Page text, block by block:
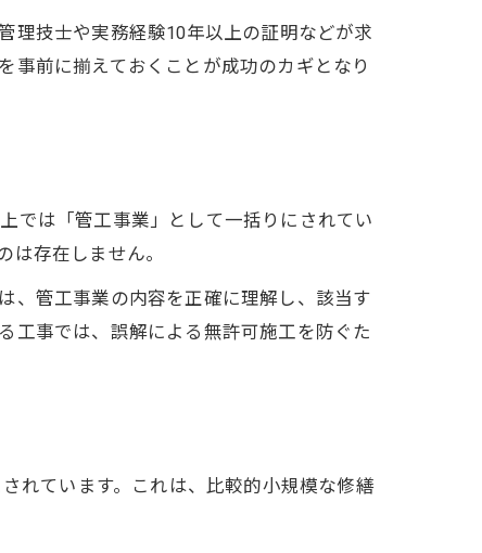
理技士や実務経験10年以上の証明などが求
事前に揃えておくことが成功のカギとなり
では「管工事業」として一括りにされてい
は存在しません。
、管工事業の内容を正確に理解し、該当す
工事では、誤解による無許可施工を防ぐた
れています。これは、比較的小規模な修繕